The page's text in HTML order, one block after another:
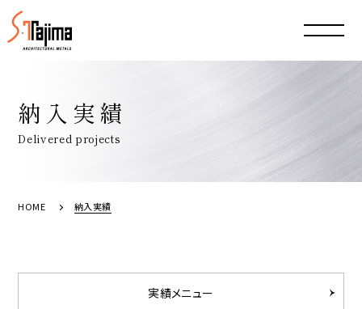
納入実績
Delivered projects
HOME 納入実績
実績メニュー